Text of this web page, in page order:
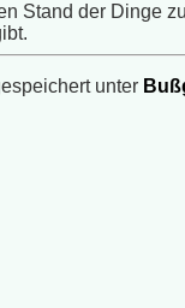
Stand der Dinge
unter